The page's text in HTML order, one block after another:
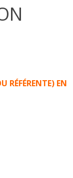
RÉFÉRENTE) EN